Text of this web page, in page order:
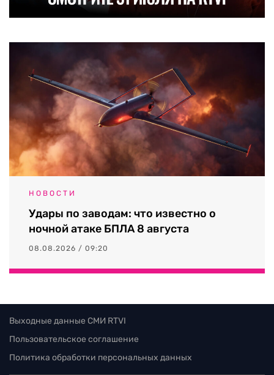
НОВОСТИ
Удары по заводам: что известно о
ночной атаке БПЛА 8 августа
08.08.2026 / 09:20
Выходные данные СМИ RTVI
Пользовательское соглашение
Политика обработки персональных данных